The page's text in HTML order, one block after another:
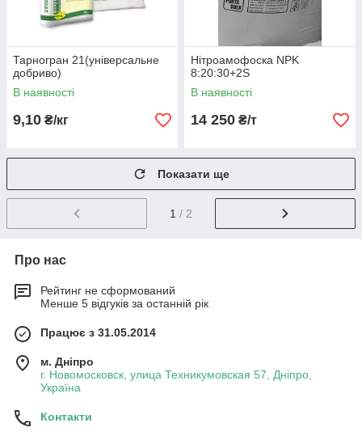
Тарногран 21(універсальне
добриво)
В наявності
9,10 ₴/кг
Нітроамофоска NPK
8:20:30+2S
В наявності
14 250 ₴/т
Показати ще
1 / 2
Про нас
Рейтинг не сформований
Менше 5 відгуків за останній рік
Працює з 31.05.2014
м. Дніпро
г. Новомосковск, улица Техникумовская 57, Дніпро,
Україна
Контакти